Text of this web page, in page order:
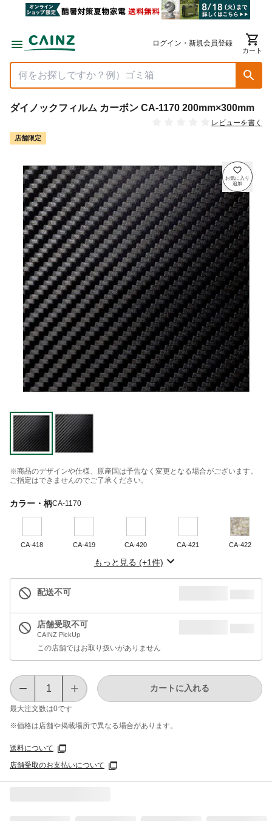
ログイン・新規会員登録
カート
ダイノックフィルム カーボン CA-1170 200mm×300mm
レビューを書く
店舗限定
※商品のデザインや仕様、原産国は予告なく変更となる場合がございます。
ご指定はできませんのでご了承ください。
カラー・柄CA-1170
CA-418 CA-419 CA-420 CA-421 CA-422
もっと見る (+1件)
配送不可
店舗受取不可
CAINZ PickUp
この店舗ではお取り扱いがありません
最大注文数は0です
カートに入れる
※価格は​店舗や​掲載場所で​異なる​場合が​あります。
送料について
店舗受取のお支払いについて